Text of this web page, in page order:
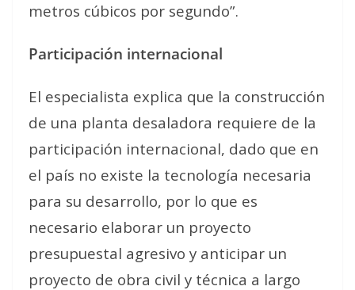
metros cúbicos por segundo”.
Participación internacional
El especialista explica que la construcción
de una planta desaladora requiere de la
participación internacional, dado que en
el país no existe la tecnología necesaria
para su desarrollo, por lo que es
necesario elaborar un proyecto
presupuestal agresivo y anticipar un
proyecto de obra civil y técnica a largo